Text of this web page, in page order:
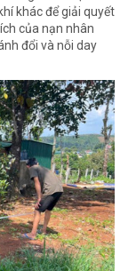
khác để giải quyết
của nạn nhân
đổi và nỗi day